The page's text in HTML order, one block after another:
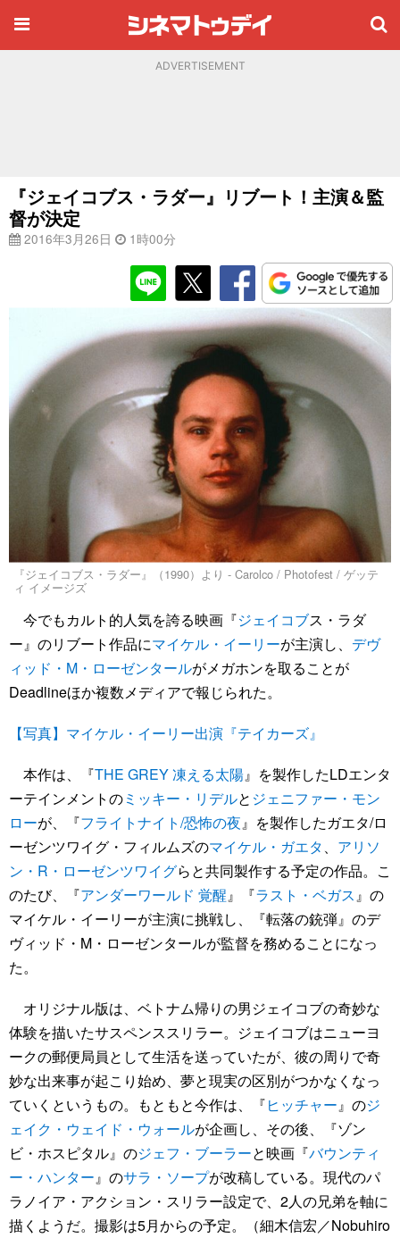
ADVERTISEMENT
『ジェイコブス・ラダー』リブート！主演＆監
督が決定
2016年3月26日 1時00分
『ジェイコブス・ラダー』（1990）より - Carolco / Photofest / ゲッテ
ィ イメージズ
今でもカルト的人気を誇る映画『ジェイコブス・ラダ
ー』のリブート作品にマイケル・イーリーが主演し、 デヴ
ィッド・M・ローゼンタールがメガホンを取ることが
Deadlineほか複数メディアで報じられた。
【写真】マイケル・イーリー出演『テイカーズ』
本作は、『THE GREY 凍える太陽』を製作したLDエンタ
ーテインメントのミッキー・リデルと ジェニファー・モン
ローが、『フライトナイト/恐怖の夜』を製作したガエタ/ロ
ーゼンツワイグ・フィルムズのマイケル・ガエタ、 アリソ
ン・R・ローゼンツワイグらと共同製作する予定の作品。こ
のたび、『アンダーワールド 覚醒』『ラスト・ベガス』の
マイケル・イーリーが主演に挑戦し、『転落の銃弾』のデ
ヴィッド・M・ローゼンタールが監督を務めることになっ
た。
オリジナル版は、ベトナム帰りの男ジェイコブの奇妙な
体験を描いたサスペンススリラー。ジェイコブはニューヨ
ークの郵便局員として生活を送っていたが、彼の周りで奇
妙な出来事が起こり始め、夢と現実の区別がつかなくなっ
ていくというもの。もともと今作は、『ヒッチャー』のジ
ェイク・ウェイド・ウォールが企画し、その後、『ゾン
ビ・ホスピタル』のジェフ・ブーラーと映画『バウンティ
ー・ハンター』のサラ・ソープが改稿している。現代のパ
ラノイア・アクション・スリラー設定で、2人の兄弟を軸に
描くようだ。撮影は5月からの予定。（細木信宏／Nobuhiro